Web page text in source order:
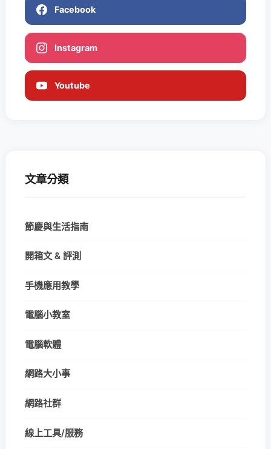
Facebook
Instagram
Youtube
文章分類
節慶與生活指南
開箱文 & 評測
手機應用教學
電腦小教室
電腦軟體
網路大小事
網路社群
線上工具/服務